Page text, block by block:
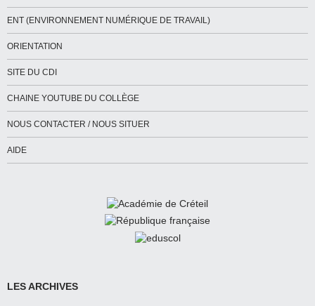
ENT (ENVIRONNEMENT NUMÉRIQUE DE TRAVAIL)
ORIENTATION
SITE DU CDI
CHAINE YOUTUBE DU COLLÈGE
NOUS CONTACTER / NOUS SITUER
AIDE
LES ARCHIVES